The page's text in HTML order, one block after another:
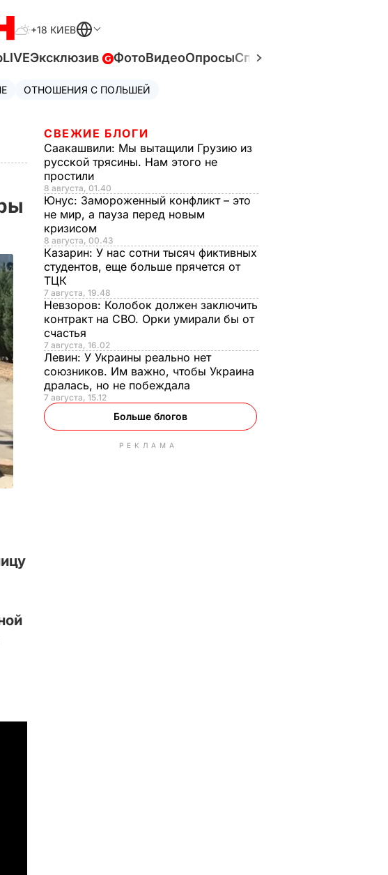
+18 КИЕВ
LIVEЭксклюзив ФотоВидеоОпросыСпецпроекты
ОТНОШЕНИЯ С ПОЛЬШЕЙ
СВЕЖИЕ БЛОГИ
Саакашвили: Мы вытащили Грузию из
русской трясины. Нам этого не
простили
8 августа, 01.40
Юнус: Замороженный конфликт – это
не мир, а пауза перед новым
кризисом
8 августа, 00.43
Казарин: У нас сотни тысяч фиктивных
студентов, еще больше прячется от
ТЦК
7 августа, 19.48
Невзоров: Колобок должен заключить
контракт на СВО. Орки умирали бы от
счастья
7 августа, 16.02
Левин: У Украины реально нет
союзников. Им важно, чтобы Украина
дралась, но не побеждала
7 августа, 15.12
Больше блогов
РЕКЛАМА